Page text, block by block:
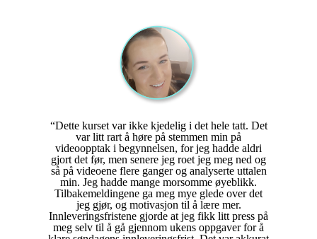
“Dette kurset var ikke kjedelig i det hele tatt. Det
var litt rart å høre på stemmen min på
videoopptak i begynnelsen, for jeg hadde aldri
gjort det før, men senere jeg roet jeg meg ned og
så på videoene flere ganger og analyserte uttalen
min. Jeg hadde mange morsomme øyeblikk.
Tilbakemeldingene ga meg mye glede over det
jeg gjør, og motivasjon til å lære mer.
Innleveringsfristene gjorde at jeg fikk litt press på
meg selv til å gå gjennom ukens oppgaver for å